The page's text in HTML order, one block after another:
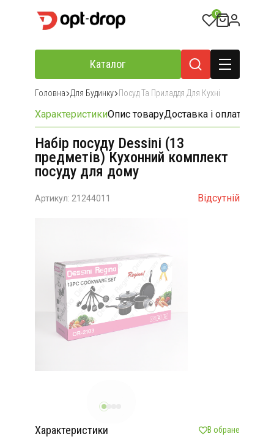
0
Каталог
Головна Для Будинку Посуд Та Приладдя Для Кухні
ХарактеристикиОпис товаруДоставка і оплата
Набір посуду Dessini (13
предметів) Кухонний комплект
посуду для дому
Артикул: 21244011 Відсутній
Характеристики В обране